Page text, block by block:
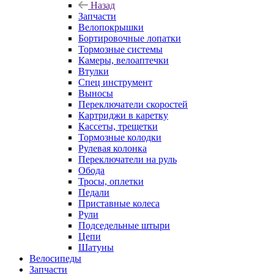
Назад
Запчасти
Велопокрышки
Бортировочные лопатки
Тормозные системы
Камеры, велоаптечки
Втулки
Спец инструмент
Выносы
Переключатели скоростей
Картриджи в каретку
Кассеты, трещетки
Тормозные колодки
Рулевая колонка
Переключатели на руль
Обода
Тросы, оплетки
Педали
Приставные колеса
Рули
Подседельные штыри
Цепи
Шатуны
Велосипеды
Запчасти